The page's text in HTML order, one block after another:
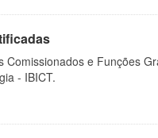
e Funções
- IBICT.